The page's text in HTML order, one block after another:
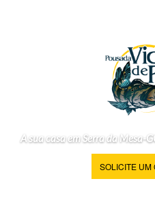
A sua casa em Serra da Mesa-
SOLICITE UM